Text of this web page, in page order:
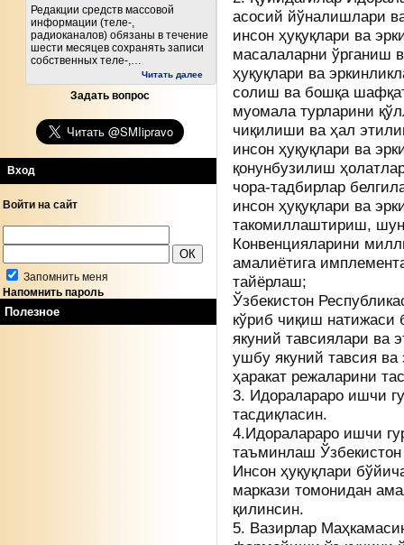
Редакции средств массовой
информации (теле-,
радиоканалов) обязаны в течение
шести месяцев сохранять записи
собственных теле-,…
Читать далее
Задать вопрос
Вход
Войти на сайт
Запомнить меня
Напомнить пароль
Полезное
асосий йўналишлари
инсон ҳуқуқлари ва
масалаларни ўрганиш
ҳуқуқлари ва
солиш ва бошқа
муомала турларини
чиқилиши ва ҳал
инсон ҳуқуқлари ва
қонунбузилиш
чора-тадбирлар
инсон ҳуқуқлари ва
такомиллаштириш,
Конвенцияларини
амалиётига
тайёрлаш;
Ўзбекистон
кўриб чиқиш натижаси
якуний тавсиялари ва
ушбу якуний тавсия
ҳаракат режаларини
3. Идоралараро ишчи
тасдиқласин.
4.Идоралараро ишчи
таъминлаш
Инсон ҳуқуқлари
маркази томонидан
қилинсин.
5. Вазирлар